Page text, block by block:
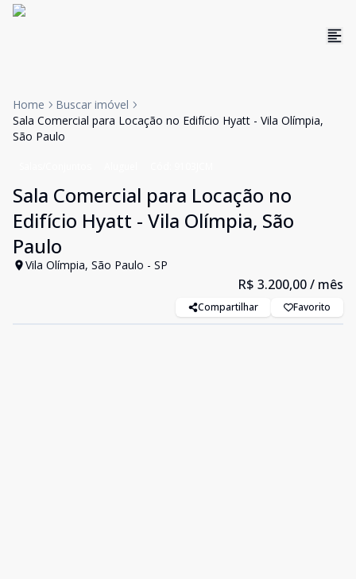
Home
Buscar imóvel
Sala Comercial para Locação no Edifício Hyatt - Vila Olímpia,
São Paulo
Sala Comercial para Locação no
Edifício Hyatt - Vila Olímpia, São
Paulo
Vila Olímpia, São Paulo - SP
R$ 3.200,00/ mês
Compartilhar Favorito